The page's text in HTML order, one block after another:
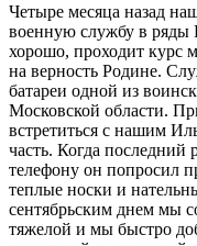
Четыре месяца назад
военную службу в ряды
хорошо, проходит курс
на верность Родине.
батареи одной из
Московской области.
встретиться с нашим
часть. Когда последний
телефону он попросил
теплые носки и
сентябрьским днем мы
тяжелой и мы быстро